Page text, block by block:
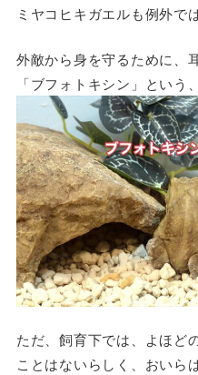
ミヤコヒキガエルも例外で
外敵から身を守るために、
「ブフォトキシン」という
ただ、飼育下では、よほど
ことはないらしく、おいら